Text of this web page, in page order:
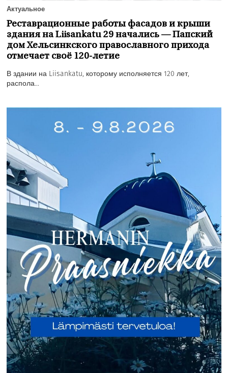
Актуальное
Реставрационные работы фасадов и крыши
здания на Liisankatu 29 начались — Папский
дом Хельсинкского православного прихода
отмечает своё 120-летие
В здании на Liisankatu, которому исполняется 120 лет,
распола...